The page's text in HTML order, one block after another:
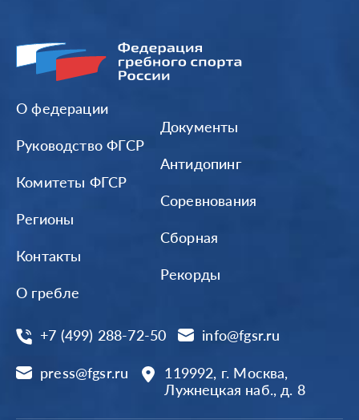
О федерации
Руководство ФГСР
Комитеты ФГСР
Регионы
Контакты
О гребле
Документы
Антидопинг
Соревнования
Сборная
Рекорды
+7 (499) 288-72-50 info@fgsr.ru
press@fgsr.ru
119992, г. Москва,
Лужнецкая наб., д. 8